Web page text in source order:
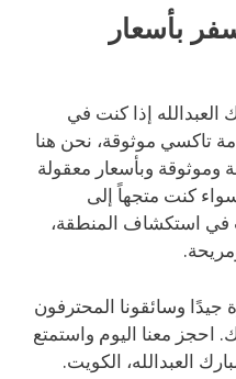
بأسعار
إذا كنت في
تاكسي موثوقة، نحن هنا
وبأسعار معقولة
كنت متجهاً إلى
في استكشاف المنطقة،
وسائقونا المحترفون
احجز معنا اليوم واستمتع
العبدالله، الكويت.